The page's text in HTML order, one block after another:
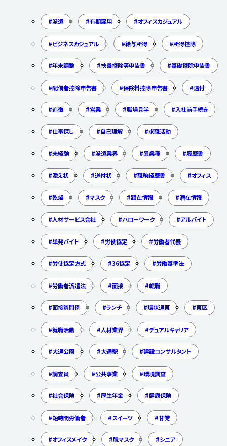
派遣 有期雇用 オフィスカジュアル
ビジネスカジュアル 給与所得 所得控除
年末調整 扶養控除等申告書 基礎控除申告書
配偶者控除申告書 保険料控除申告書 還付
追徴 営業 職場見学 入社前手続き
仕事探し 自己理解 求職活動
未経験 派遣業界 異業種 履歴書
添え状 送付状 職務経歴書 オフィス
乾燥 マスク 顕在情報 潜在情報
人材サービス会社 ハローワーク アルバイト
単発バイト 労使協定 労働者代表
労使協定方式 36協定 労働基準法
労働者派遣法 面接 転職
面接質問例 ランチ 環状通東 東区
就職活動 人材業界 デュアルキャリア
大通公園 大通駅 建設コンサルタント
調査員 公共事業 環境調査
社会保険 厚生年金 健康保険
短時間労働者 スイーツ 甘党
オフィスメイク 脱マスク シニア